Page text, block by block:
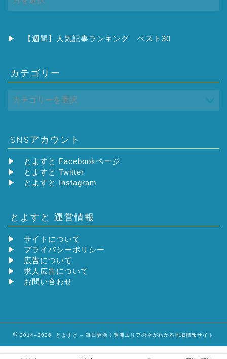
ー
ブ
▶ 【週間】人気記事ランキング ベスト30
カテゴリー
SNSアカウント
▶
とよすと Facebookページ
▶
とよすと Twitter
▶
とよすと Instagram
とよすと 運営情報
▶ サイトについて
▶ プライバシーポリシー
▶ 広告について
▶ 求人広告について
▶ お問い合わせ
2014–2026 とよすと – 毎日更新！豊洲エリアの今がわかる地域情報サイト